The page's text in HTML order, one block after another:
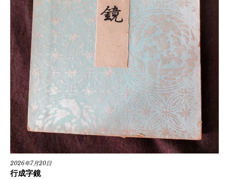
2026年7月20日
行成字鏡